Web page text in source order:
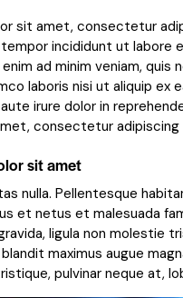
sit amet, consectetur
incididunt ut labore
ad minim veniam, quis
laboris nisi ut aliquip ex
irure dolor in
consectetur adipiscing
sit amet
nulla. Pellentesque
et netus et malesuada
ligula non molestie
maximus augue
pulvinar neque at,